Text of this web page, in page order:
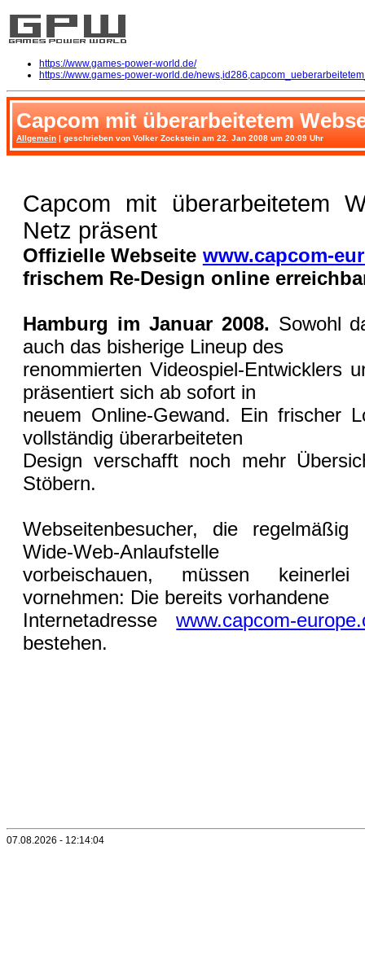
https://www.games-power-world.de/
https://www.games-power-world.de/
Capcom mit überarbeitetem
Allgemein | geschrieben von Volker Zockstein am 22. Jan 2008 um 20:09 Uhr
Capcom mit überarbeitetem
Netz präsent
Offizielle Webseite www.capcom-
frischem Re-Design online
Hamburg im Januar 2008. Sowohl
auch das bisherige Lineup des
renommierten Videospiel-Entwicklers
präsentiert sich ab sofort in
neuem Online-Gewand. Ein frischer
vollständig überarbeiteten
Design verschafft noch mehr
Stöbern.
Webseitenbesucher, die
Wide-Web-Anlaufstelle
vorbeischauen, müssen keinerlei
vornehmen: Die bereits vorhandene
Internetadressewww.capcom-
bestehen.
07.08.2026 - 12:14:04